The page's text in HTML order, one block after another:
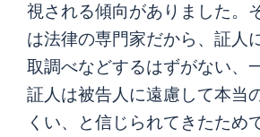
視される傾向がありました。
は法律の専門家だから、証人
取調べなどするはずがない、
証人は被告人に遠慮して本当
くい、と信じられてきたため